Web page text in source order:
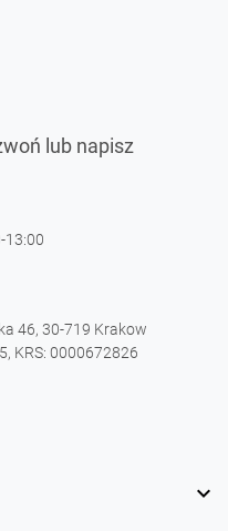
lub napisz
13:00
46, 30-719 Krakow
KRS: 0000672826
